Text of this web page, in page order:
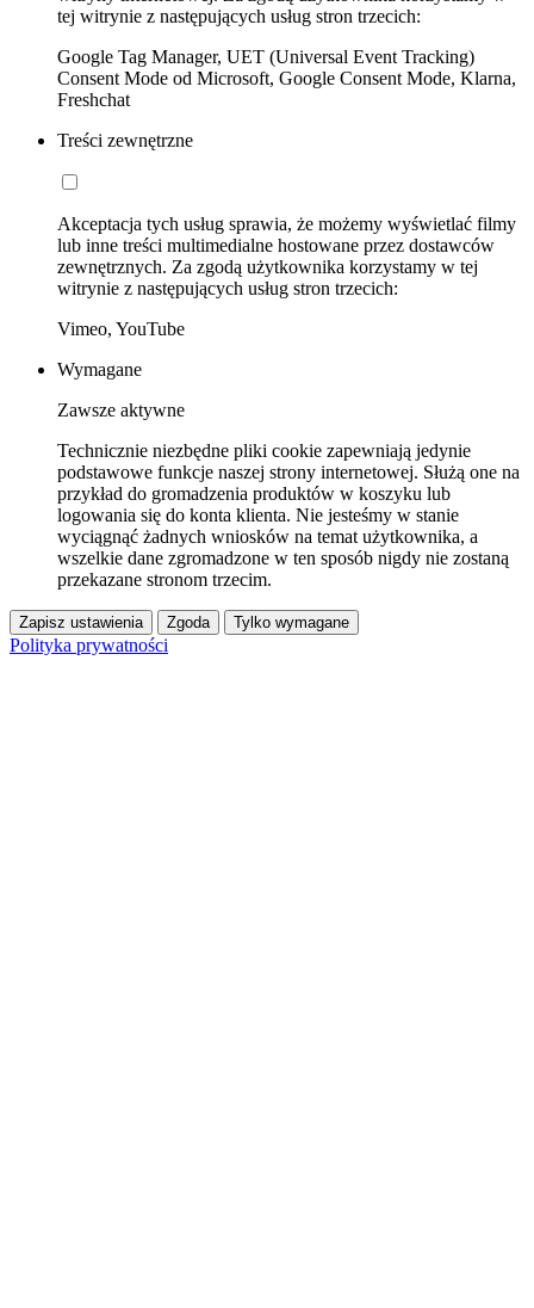
tej witrynie z następujących usług stron trzecich:
Google Tag Manager, UET (Universal Event Tracking)
Consent Mode od Microsoft, Google Consent Mode, Klarna,
Freshchat
Treści zewnętrzne
Akceptacja tych usług sprawia, że możemy wyświetlać filmy
lub inne treści multimedialne hostowane przez dostawców
zewnętrznych. Za zgodą użytkownika korzystamy w tej
witrynie z następujących usług stron trzecich:
Vimeo, YouTube
Wymagane
Zawsze aktywne
Technicznie niezbędne pliki cookie zapewniają jedynie
podstawowe funkcje naszej strony internetowej. Służą one na
przykład do gromadzenia produktów w koszyku lub
logowania się do konta klienta. Nie jesteśmy w stanie
wyciągnąć żadnych wniosków na temat użytkownika, a
wszelkie dane zgromadzone w ten sposób nigdy nie zostaną
przekazane stronom trzecim.
Zapisz ustawienia Zgoda Tylko wymagane
Polityka prywatności